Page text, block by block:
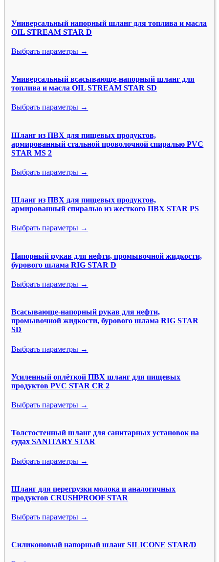
Универсальный напорный шланг для топлива и масла
OIL STREAM STAR D
Выбрать параметры →
Универсальный всасывающе-напорный шланг для
топлива и масла OIL STREAM STAR SD
Выбрать параметры →
Шланг из ПВХ для пищевых продуктов,
армированный стальной проволочной спиралью PVC
STAR MS 2
Выбрать параметры →
Шланг из ПВХ для пищевых продуктов,
армированный спиралью из жесткого ПВХ STAR PS
Выбрать параметры →
Напорный рукав для нефти, промывочной жидкости,
бурового шлама RIG STAR D
Выбрать параметры →
Всасывающе-напорный рукав для нефти,
промывочной жидкости, бурового шлама RIG STAR
SD
Выбрать параметры →
Усиленный оплёткой ПВХ шланг для пищевых
продуктов PVC STAR CR 2
Выбрать параметры →
Толстостенный шланг для санитарных установок на
судах SANITARY STAR
Выбрать параметры →
Шланг для перегрузки молока и аналогичных
продуктов CRUSHPROOF STAR
Выбрать параметры →
Силиконовый напорный шланг SILICONE STAR/D